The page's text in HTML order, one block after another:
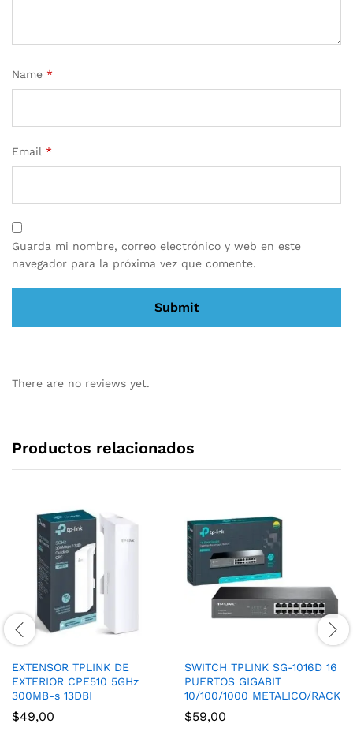
Name *
Email *
Guarda mi nombre, correo electrónico y web en este
navegador para la próxima vez que comente.
There are no reviews yet.
Productos relacionados
EXTENSOR TPLINK DE
EXTERIOR CPE510 5GHz
300MB-s 13DBI
$49,00
SWITCH TPLINK SG-1016D 16
PUERTOS GIGABIT
10/100/1000 METALICO/RACK
$59,00